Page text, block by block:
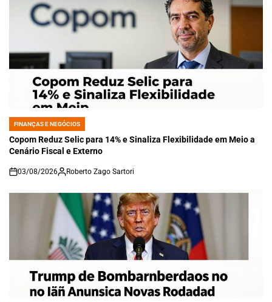
POSTED
IN
FINANÇAS E NEGÓCIOS
Copom Reduz Selic para 14% e Sinaliza Flexibilidade em Meio a
Cenário Fiscal e Externo
on
03/08/2026 Roberto Zago Sartori